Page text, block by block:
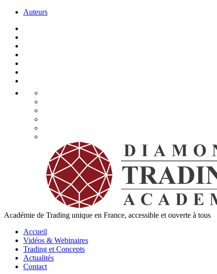
Auteurs
Académie de Trading unique en France, accessible et ouverte à tous
Accueil
Vidéos & Webinaires
Trading et Concepts
Actualités
Contact